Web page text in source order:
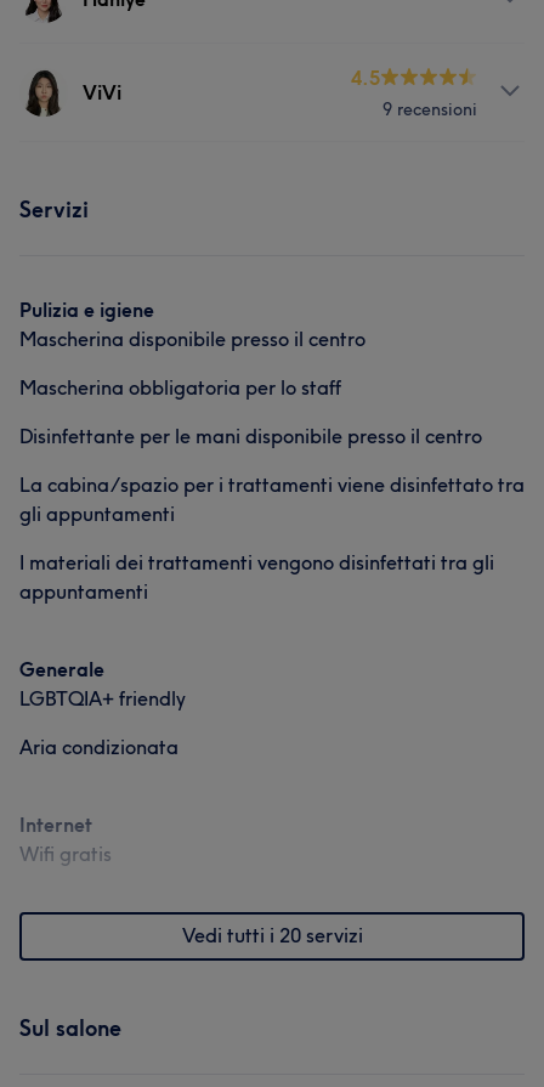
Servizi
ViVi
4.5
9 recensioni
Servizi
Pulizia e igiene
Mascherina disponibile presso il centro
Mascherina obbligatoria per lo staff
Disinfettante per le mani disponibile presso il centro
La cabina/spazio per i trattamenti viene disinfettato tra
gli appuntamenti
I materiali dei trattamenti vengono disinfettati tra gli
appuntamenti
Generale
LGBTQIA+ friendly
Aria condizionata
Internet
Wifi gratis
Vedi tutti i 20 servizi
Sul salone